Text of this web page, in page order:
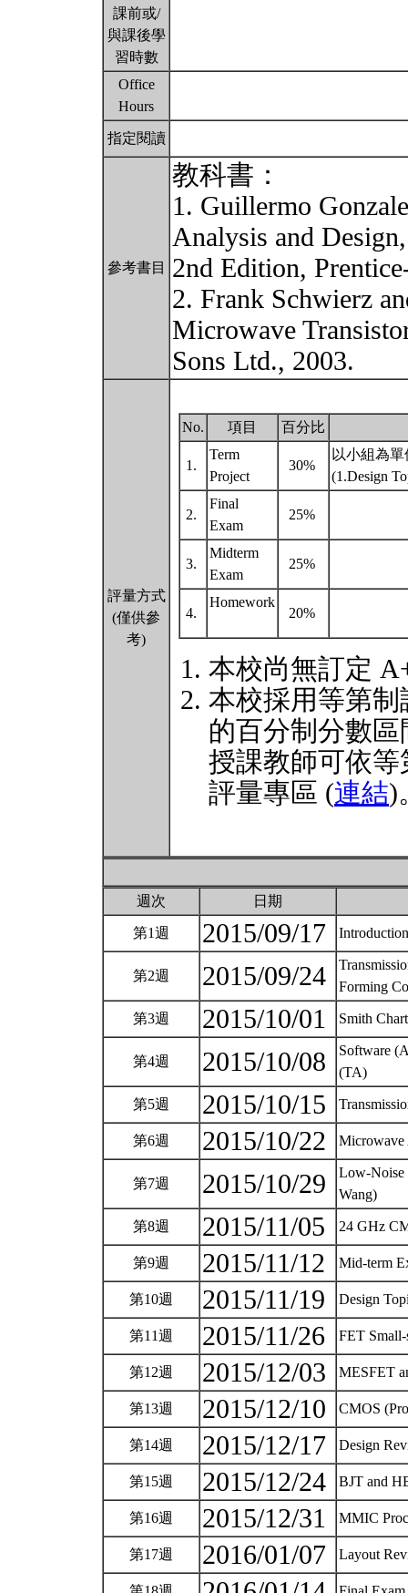
課前或/
與課後學
習時數
Office
Hours
指定閱讀
參考書目
教科書：
1. Guillermo
Analysis and Design,
2nd Edition,
2. Frank Schwierz
Microwave
Sons Ltd., 2003.
評量方式
(僅供參
考)
No. 項目 百分比
1.
Term
Project
30%
以小組為
(1.Design
2.
Final
Exam
25%
3.
Midterm
Exam
25%
4.
Homework
20%
本校尚無訂定
本校採用等第
的百分制分數
授課教師可依
評量專區 (連結)
週次 日期
第1週 2015/09/17
第2週 2015/09/24
Forming
第3週 2015/10/01 Smith
第4週 2015/10/08
Software
(TA)
第5週 2015/10/15
第6週 2015/10/22 Microwave
第7週 2015/10/29
Low-Noise
Wang)
第8週 2015/11/05 24 GHz
第9週 2015/11/12 Mid-term
第10週 2015/11/19 Design
第11週 2015/11/26 FET
第12週 2015/12/03 MESFET
第13週 2015/12/10 CMOS
第14週 2015/12/17 Design
第15週 2015/12/24 BJT and
第16週 2015/12/31 MMIC
第17週 2016/01/07 Layout